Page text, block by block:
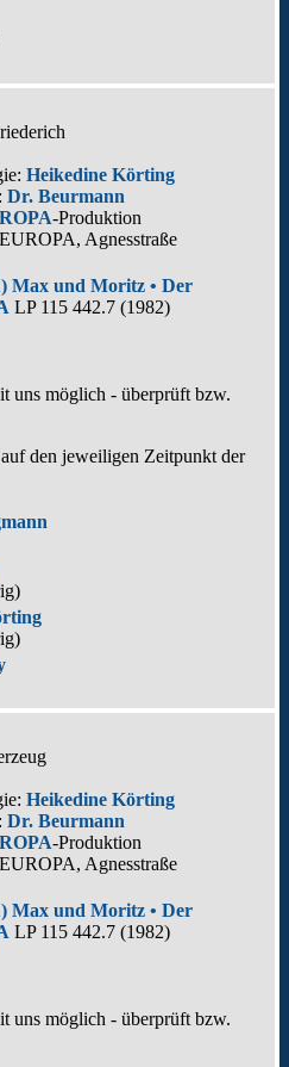
Heikedine Körting
Dr. Beurmann
-Produktion
Agnesstraße
Max und Moritz • Der
LP 115 442.7 (1982)
uns möglich - überprüft bzw.
den jeweiligen Zeitpunkt der
Heikedine Körting
Dr. Beurmann
-Produktion
Agnesstraße
Max und Moritz • Der
LP 115 442.7 (1982)
uns möglich - überprüft bzw.